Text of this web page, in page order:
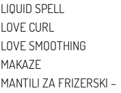
LIQUID SPELL
LOVE CURL
LOVE SMOOTHING
MAKAZE
MANTILI ZA FRIZERSKI –